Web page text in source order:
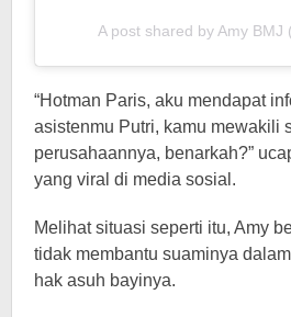
A post shared by Amy BMJ
“Hotman Paris, aku mendapat
asistenmu Putri, kamu mewakili
perusahaannya, benarkah?”
yang viral di media sosial.
Melihat situasi seperti itu, Amy
tidak membantu suaminya
hak asuh bayinya.